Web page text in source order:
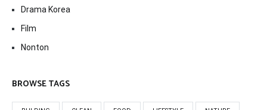
Drama Korea
Film
Nonton
BROWSE TAGS